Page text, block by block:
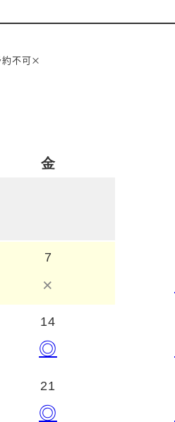
不可×
金
7
×
14
◎
21
◎